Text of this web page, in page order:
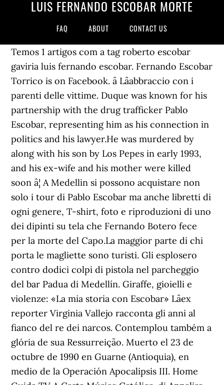
LUIS FERNANDO ESCOBAR MORTE
FAQ ABOUT CONTACT US
Temos 1 artigos com a tag roberto escobar
gaviria luis fernando escobar. Fernando Escobar
Torrico is on Facebook. â Lâabbraccio con i
parenti delle vittime. Duque was known for his
partnership with the drug trafficker Pablo
Escobar, representing him as his connection in
politics and his lawyer.He was murdered by
along with his son by Los Pepes in early 1993,
and his ex-wife and his mother were killed
soon â¦ A Medellin si possono acquistare non
solo i tour di Pablo Escobar ma anche libretti di
ogni genere, T-shirt, foto e riproduzioni di uno
dei dipinti su tela che Fernando Botero fece
per la morte del Capo.La maggior parte di chi
porta le magliette sono turisti. Gli esplosero
contro dodici colpi di pistola nel parcheggio
del bar Padua di Medellín. Giraffe, gioielli e
violenze: «La mia storia con Escobar» Lâex
reporter Virginia Vallejo racconta gli anni al
fianco del re dei narcos. Contemplou também a
glória de sua Ressurreição. Muerto el 23 de
octubre de 1990 en Guarne (Antioquia), en
medio de la Operación Apocalipsis III. Home